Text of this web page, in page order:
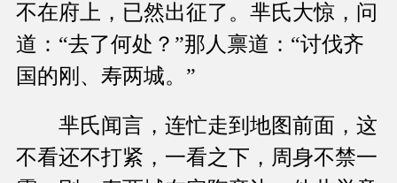
不在府上，已然出征了。芈氏大惊，问
道：“去了何处？”那人禀道：“讨伐齐
国的刚、寿两城。”
芈氏闻言，连忙走到地图前面，这
不看还不打紧，一看之下，周身不禁一